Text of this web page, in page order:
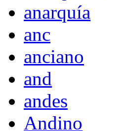
anarquía
anc
anciano
and
andes
Andino